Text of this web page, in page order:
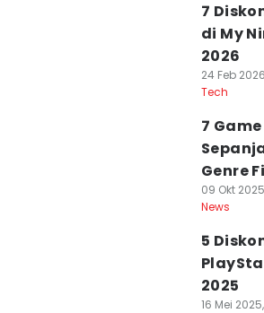
7
di My
2026
24 Feb
Tech
7
Genre
09 Okt
News
5
2025
16 Mei